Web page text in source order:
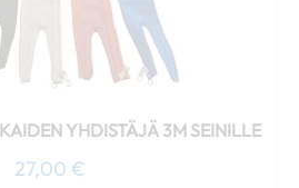
YHDISTÄJÄ 3M SEINILLE
27,00 €
sivulla.